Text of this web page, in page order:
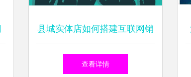
县城实体店如何搭建互联网销
售渠道 从线下到线上的突围
查看详情